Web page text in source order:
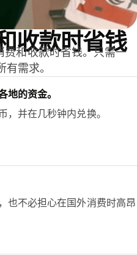
收款时省钱
和收款时省钱。只需一
需求。
地的资金。
，并在几秒钟内兑换。
也不必担心在国外消费时高昂